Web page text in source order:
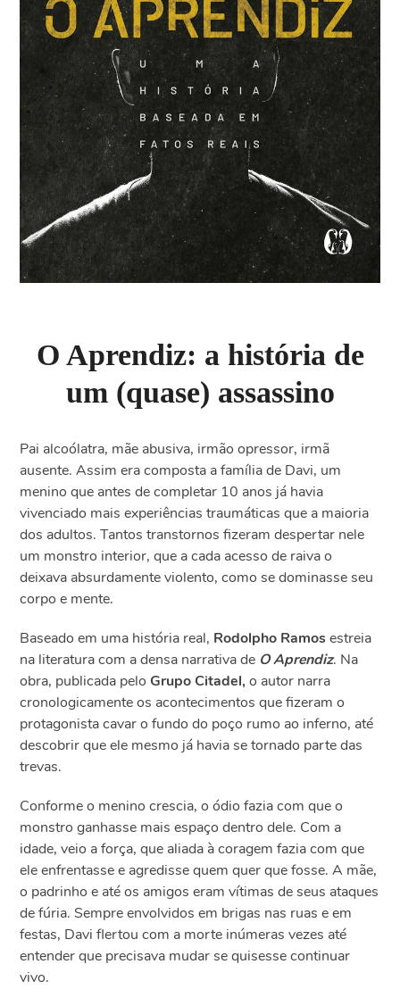
O Aprendiz: a história de
um (quase) assassino
Pai alcoólatra, mãe abusiva, irmão opressor, irmã
ausente. Assim era composta a família de Davi, um
menino que antes de completar 10 anos já havia
vivenciado mais experiências traumáticas que a maioria
dos adultos. Tantos transtornos fizeram despertar nele
um monstro interior, que a cada acesso de raiva o
deixava absurdamente violento, como se dominasse seu
corpo e mente.
Baseado em uma história real, Rodolpho Ramosestreia
na literatura com a densa narrativa de O Aprendiz. Na
obra, publicada pelo Grupo Citadel,o autor narra
cronologicamente os acontecimentos que fizeram o
protagonista cavar o fundo do poço rumo ao inferno, até
descobrir que ele mesmo já havia se tornado parte das
trevas.
Conforme o menino crescia, o ódio fazia com que o
monstro ganhasse mais espaço dentro dele. Com a
idade, veio a força, que aliada à coragem fazia com que
ele enfrentasse e agredisse quem quer que fosse. A mãe,
o padrinho e até os amigos eram vítimas de seus ataques
de fúria. Sempre envolvidos em brigas nas ruas e em
festas, Davi flertou com a morte inúmeras vezes até
entender que precisava mudar se quisesse continuar
vivo.